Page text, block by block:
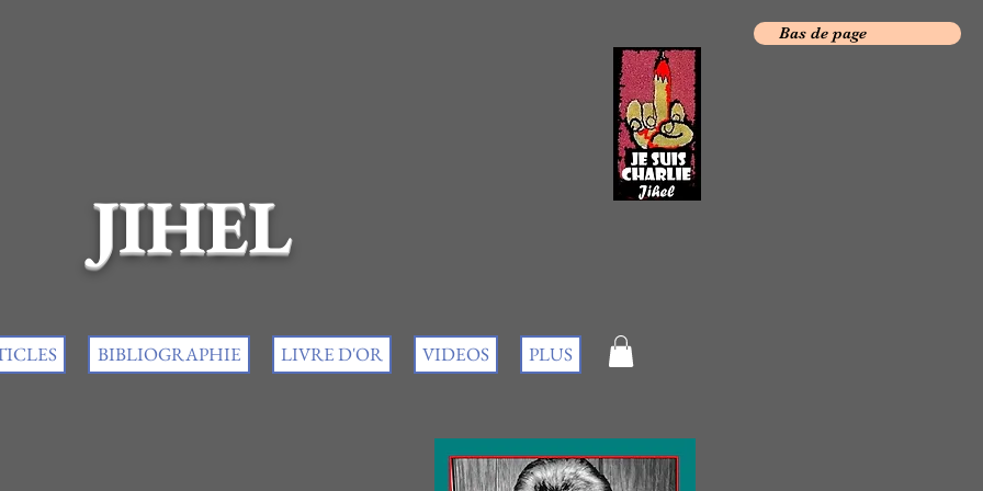
Bas de page
JIHEL
BIBLIOGRAPHIE LIVRE D'OR VIDEOS PLUS